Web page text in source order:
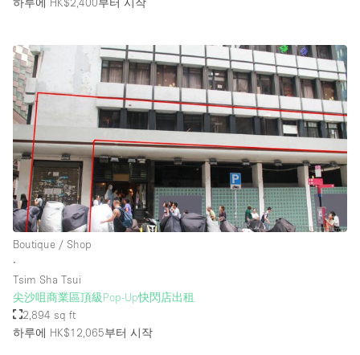
Boutique / Shop
∙
Tsim Sha Tsui
尖沙咀商業區頂級Pop-Up快閃店出租
2,894 sq ft
하루에 HK$12,065부터 시작